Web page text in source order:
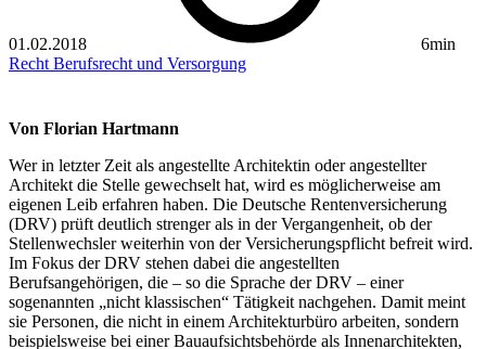
01.02.2018
6min
Recht Berufsrecht und Versorgung
Von Florian Hartmann
Wer in letzter Zeit als angestellte Architektin oder angestellter
Architekt die Stelle gewechselt hat, wird es möglicherweise am
eigenen Leib erfahren haben. Die Deutsche Rentenversicherung
(DRV) prüft deutlich strenger als in der Vergangenheit, ob der
Stellenwechsler weiterhin von der Versicherungspflicht befreit wird­.
Im Fokus der DRV stehen dabei die angestellten
Berufsangehörigen, die – so die Sprache der DRV – einer
sogenannten „nicht klassischen“ Tätigkeit nachgehen­. Damit meint
sie Personen, die nicht in einem Architekturbüro arbeiten, sondern
beispielsweise bei einer Bauaufsichtsbehörde als Innenarchitekten,